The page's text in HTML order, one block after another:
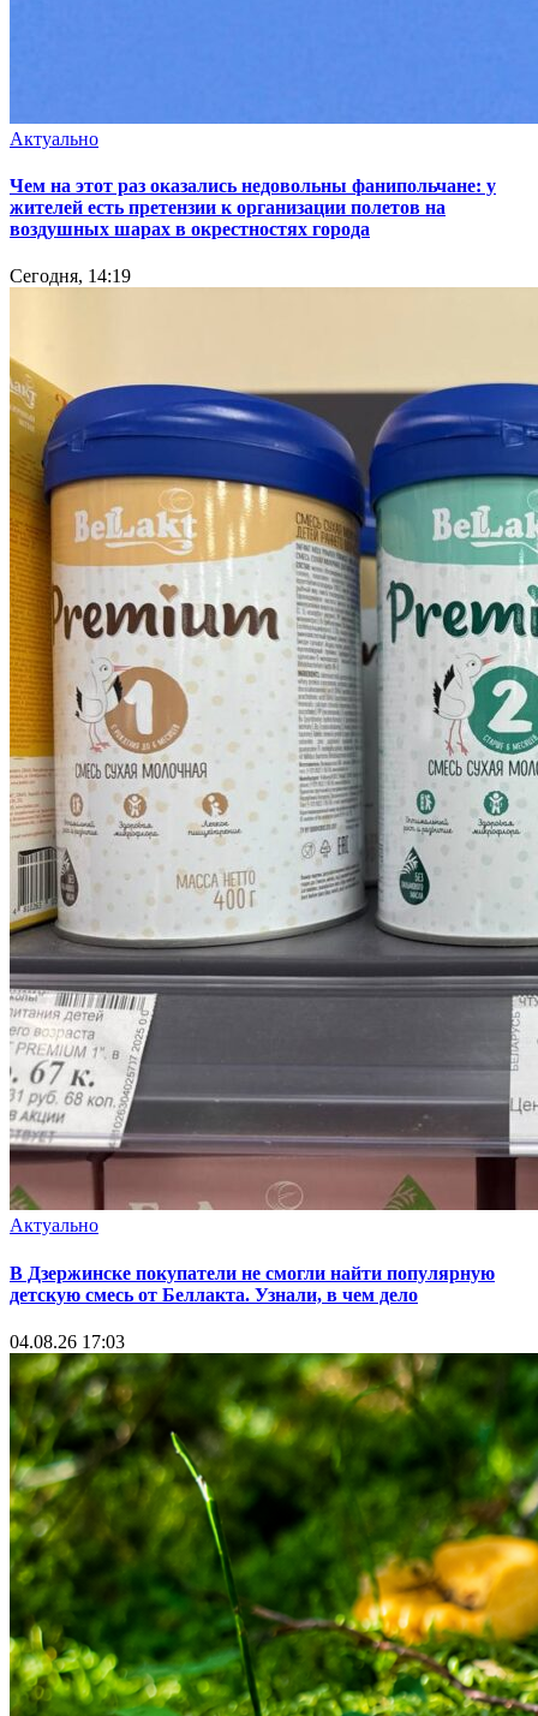
Актуально
Чем на этот раз оказались недовольны фанипольчане: у
жителей есть претензии к организации полетов на
воздушных шарах в окрестностях города
Сегодня, 14:19
Актуально
В Дзержинске покупатели не смогли найти популярную
детскую смесь от Беллакта. Узнали, в чем дело
04.08.26 17:03